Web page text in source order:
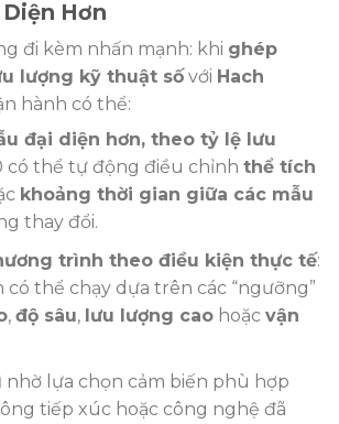
Hơn
đi kèm nhấn mạnh: khi ghép
lượng kỹ thuật số với Hach
hành có thể:
đại diện hơn, theo tỷ lệ lưu
có thể tự động điều chỉnh thể tích
khoảng thời gian giữa các mẫu
thay đổi.
trình theo điều kiện thực tế:
thể chạy dựa trên các “ngưỡng”
, độ sâu, lưu lượng caohoặc vận
nhờ lựa chọn cảm biến phù hợp
tiếp xúc hoặc công nghệ đã